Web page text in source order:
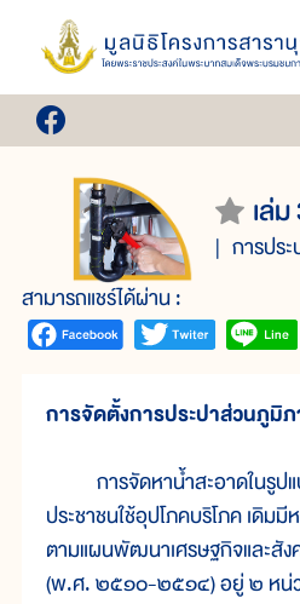
เล่
การประ
สามารถแชร์ได้ผ่าน :
การจัดตั้งการประปาส่วนภูมิ
การจัดหาน้ำสะอาดในรูปแ
ประชาชนใช้อุปโภคบริโภค เดิ
ตามแผนพัฒนาเศรษฐกิจและสั
(พ.ศ. ๒๕๑๐-๒๕๑๔) อยู่ ๒ หน่ว